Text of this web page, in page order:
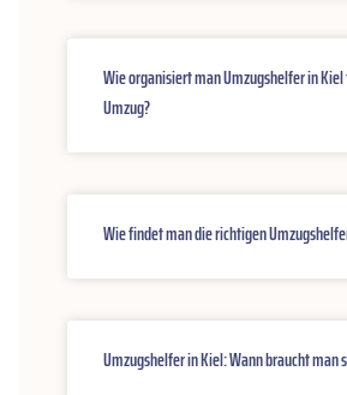
Wie organisiert man Umzugshelfer in
Umzug?
Wie findet man die richtigen
Umzugshelfer in Kiel: Wann braucht man